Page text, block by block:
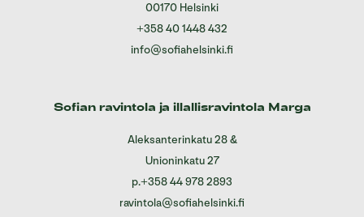
00170 Helsinki
+358 40 1448 432
info@sofiahelsinki.fi
Sofian ravintola ja illallisravintola Marga
Aleksanterinkatu 28&
Unioninkatu 27
p.+358 44 978 2893
ravintola@sofiahelsinki.fi